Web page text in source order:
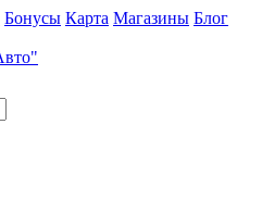
Бонусы Карта Магазины Блог